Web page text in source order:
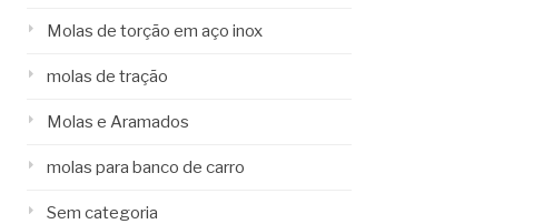
Molas de torção em aço inox
molas de tração
Molas e Aramados
molas para banco de carro
Sem categoria